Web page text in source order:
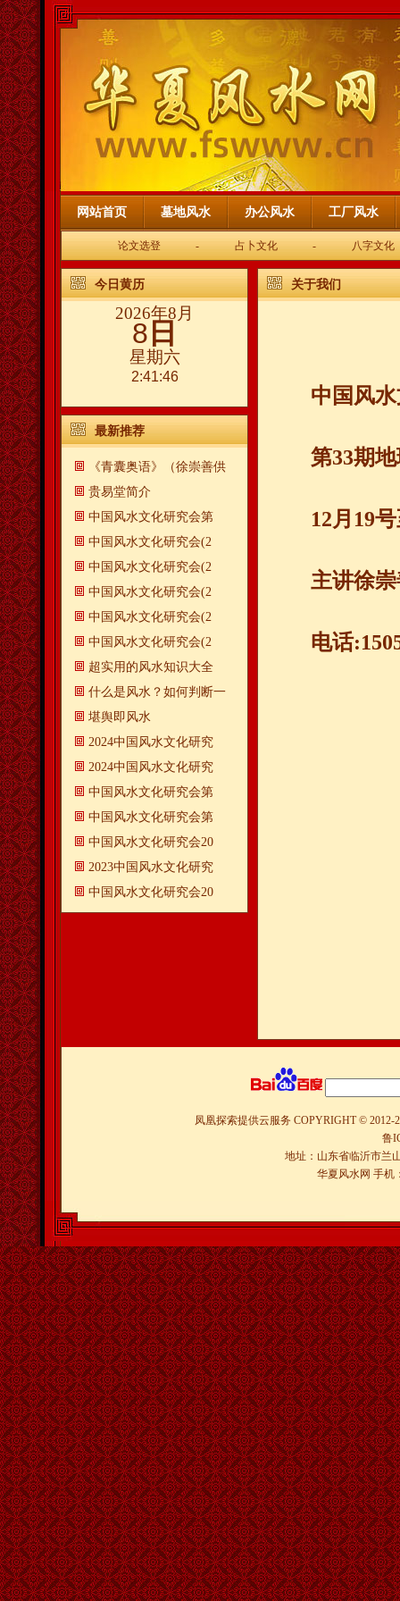
网站首页 墓地风水 办公风水 工厂风水
论文选登 - 占卜文化 - 八字文化
今日黄历
2026年8月
8 日
星期六
2:41:46
最新推荐
《青囊奥语》（徐崇善供
贵易堂简介
中国风水文化研究会第
中国风水文化研究会(2
中国风水文化研究会(2
中国风水文化研究会(2
中国风水文化研究会(2
中国风水文化研究会(2
超实用的风水知识大全
什么是风水？如何判断一
​堪舆即风水
2024中国风水文化研究
2024中国风水文化研究
中国风水文化研究会第
中国风水文化研究会第
中国风水文化研究会20
2023中国风水文化研究
中国风水文化研究会20
关于我们
中国风
第33期
12月19
主讲徐
电话
凤凰探索提供云服务 COPYRIGHT © 2012-
鲁
地址：山东省临沂市兰
华夏风水网 手机